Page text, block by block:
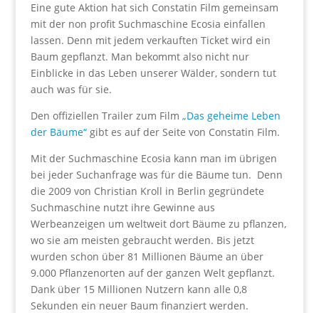
Eine gute Aktion hat sich Constatin Film gemeinsam
mit der non profit Suchmaschine Ecosia einfallen
lassen. Denn mit jedem verkauften Ticket wird ein
Baum gepflanzt. Man bekommt also nicht nur
Einblicke in das Leben unserer Wälder, sondern tut
auch was für sie.
Den offiziellen Trailer zum Film „Das geheime Leben
der Bäume“gibt es auf der Seite von Constatin Film.
Mit der Suchmaschine Ecosia kann man im übrigen
bei jeder Suchanfrage was für die Bäume tun. Denn
die 2009 von Christian Kroll in Berlin gegründete
Suchmaschine nutzt ihre Gewinne aus
Werbeanzeigen um weltweit dort Bäume zu pflanzen,
wo sie am meisten gebraucht werden. Bis jetzt
wurden schon über 81 Millionen Bäume an über
9.000 Pflanzenorten auf der ganzen Welt gepflanzt.
Dank über 15 Millionen Nutzern kann alle 0,8
Sekunden ein neuer Baum finanziert werden.